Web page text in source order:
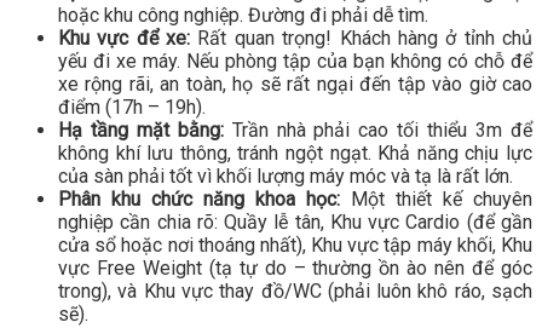
hoặc khu công nghiệp. Đường đi phải dễ tìm.
Khu vực để xe: Rất quan trọng! Khách hàng ở tỉnh chủ
yếu đi xe máy. Nếu phòng tập của bạn không có chỗ để
xe rộng rãi, an toàn, họ sẽ rất ngại đến tập vào giờ cao
điểm (17h – 19h).
Hạ tầng mặt bằng:Trần nhà phải cao tối thiểu 3m để
không khí lưu thông, tránh ngột ngạt. Khả năng chịu lực
của sàn phải tốt vì khối lượng máy móc và tạ là rất lớn.
Phân khu chức năng khoa học: Một thiết kế chuyên
nghiệp cần chia rõ: Quầy lễ tân, Khu vực Cardio (để gần
cửa sổ hoặc nơi thoáng nhất), Khu vực tập máy khối, Khu
vực Free Weight (tạ tự do – thường ồn ào nên để góc
trong), và Khu vực thay đồ/WC (phải luôn khô ráo, sạch
sẽ).